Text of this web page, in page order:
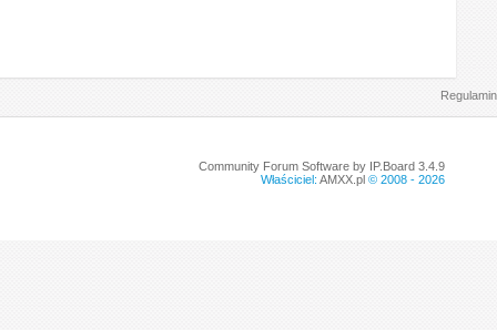
Regulamin
Community Forum Software by IP.Board 3.4.9
Właściciel: AMXX.pl© 2008 - 2026